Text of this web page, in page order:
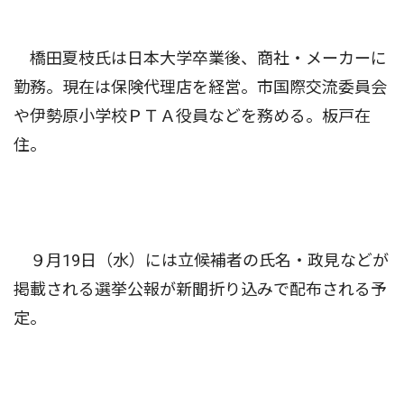
橋田夏枝氏は日本大学卒業後、商社・メーカーに
勤務。現在は保険代理店を経営。市国際交流委員会
や伊勢原小学校ＰＴＡ役員などを務める。板戸在
住。
９月19日（水）には立候補者の氏名・政見などが
掲載される選挙公報が新聞折り込みで配布される予
定。